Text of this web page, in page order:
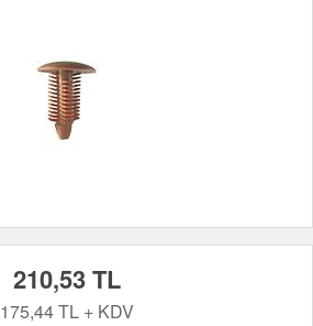
210,53 TL
175,44 TL + KDV